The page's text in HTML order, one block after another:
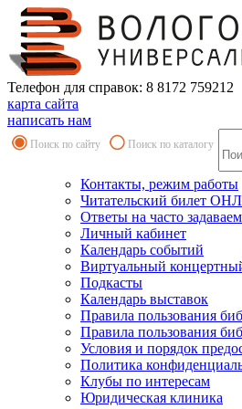
Телефон для справок: 8 8172 759212
карта сайта
написать нам
Поиск по сайту Поиск по каталогу
Контакты, режим работы
Читательский билет
Ответы на часто
Личный кабинет
Календарь событий
Виртуальный
Подкасты
Календарь выставок
Правила пользования
Правила пользования
Условия и порядок
Политика
Клубы по интересам
Юридическая клиника